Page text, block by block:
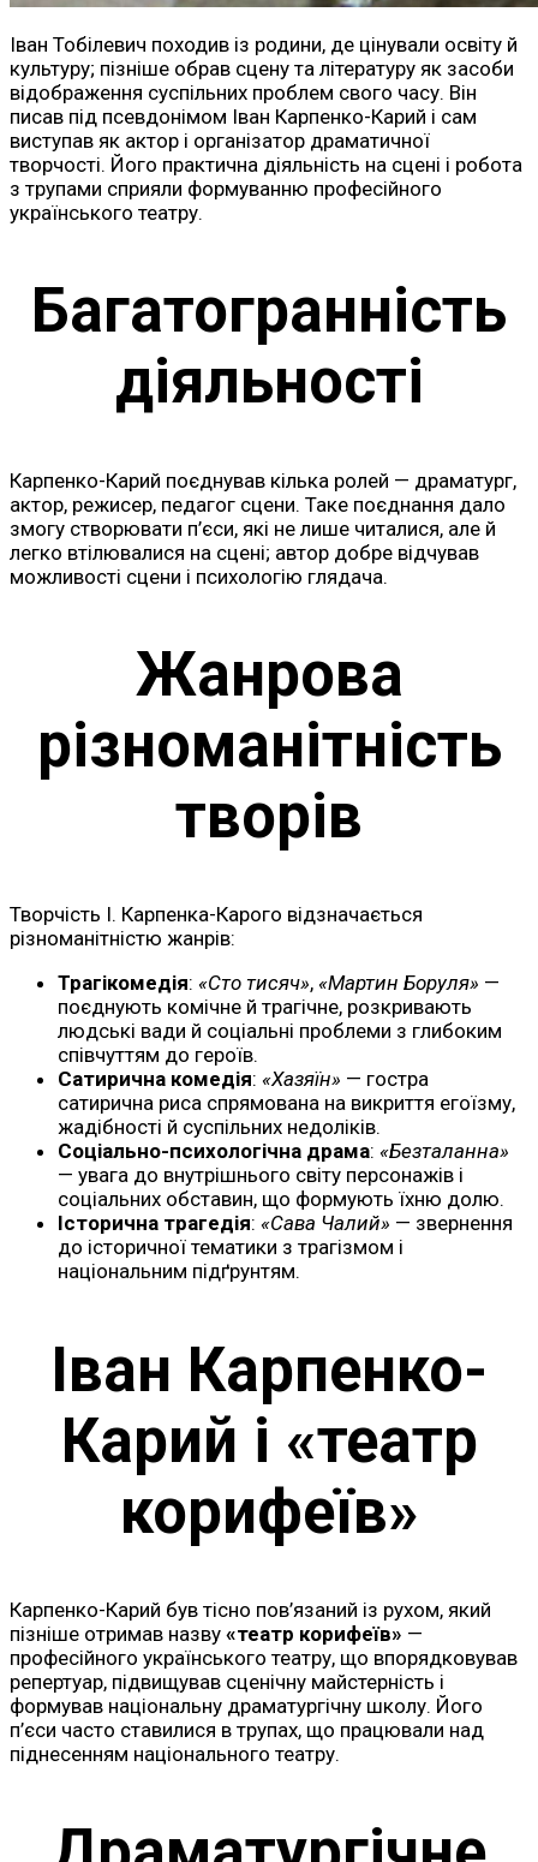
Іван Тобілевич походив із родини, де цінували освіту й
культуру; пізніше обрав сцену та літературу як засоби
відображення суспільних проблем свого часу. Він
писав під псевдонімом Іван Карпенко-Карий і сам
виступав як актор і організатор драматичної
творчості. Його практична діяльність на сцені і робота
з трупами сприяли формуванню професійного
українського театру.
Багатогранність
діяльності
Карпенко-Карий поєднував кілька ролей — драматург,
актор, режисер, педагог сцени. Таке поєднання дало
змогу створювати п’єси, які не лише читалися, але й
легко втілювалися на сцені; автор добре відчував
можливості сцени і психологію глядача.
Жанрова
різноманітність
творів
Творчість І. Карпенка-Карого відзначається
різноманітністю жанрів:
Трагікомедія: «Сто тисяч», «Мартин Боруля» —
поєднують комічне й трагічне, розкривають
людські вади й соціальні проблеми з глибоким
співчуттям до героїв.
Сатирична комедія: «Хазяїн» — гостра
сатирична риса спрямована на викриття егоїзму,
жадібності й суспільних недоліків.
Соціально-психологічна драма: «Безталанна»
— увага до внутрішнього світу персонажів і
соціальних обставин, що формують їхню долю.
Історична трагедія: «Сава Чалий» — звернення
до історичної тематики з трагізмом і
національним підґрунтям.
Іван Карпенко-
Карий і «театр
корифеїв»
Карпенко-Карий був тісно пов’язаний із рухом, який
пізніше отримав назву «театр корифеїв» —
професійного українського театру, що впорядковував
репертуар, підвищував сценічну майстерність і
формував національну драматургічну школу. Його
п’єси часто ставилися в трупах, що працювали над
піднесенням національного театру.